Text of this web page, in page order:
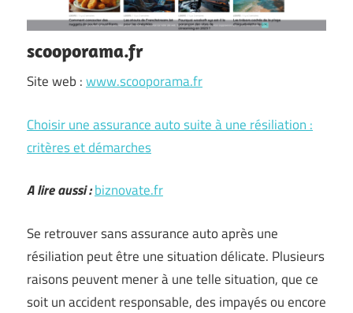
scooporama.fr
Site web :www.scooporama.fr
Choisir une assurance auto suite à une résiliation :
critères et démarches
A lire aussi :biznovate.fr
Se retrouver sans assurance auto après une
résiliation peut être une situation délicate. Plusieurs
raisons peuvent mener à une telle situation, que ce
soit un accident responsable, des impayés ou encore